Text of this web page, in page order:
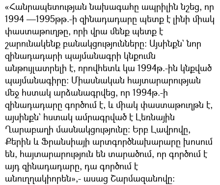
«Հանրապետության նախագահը ապրիլին նշեց, որ
1994 —1995թթ.-ի զինադադարը պետք է լինի միակ
փաստաթուղթը, որի վրա մենք պետք է
շարունակենք բանակցությունները։ Այսինքն` նոր
զինադադարի պայմանագրի կնքումն
անթույլատրելի է, որովհետև կա 1994թ.-ին կնքված
պայմանագիրը: Միասնական հայտարարության
մեջ հստակ արձանագրվեց, որ 1994թ.-ի
զինադադարը գործում է, և միակ փաստաթուղթն է,
այսինքն` հստակ ամրագրված է Լեռնային
Ղարաբաղի մասնակցությունը: Երբ Լավրովը,
Քերին և Ֆրանսիայի արտգործնախարարը խոսում
են, հայտարարություն են տարածում, որ գործում է
այդ զինադադարը, դա գործում է
անուղղակիորեն»,- ասաց Շարմազանովը։